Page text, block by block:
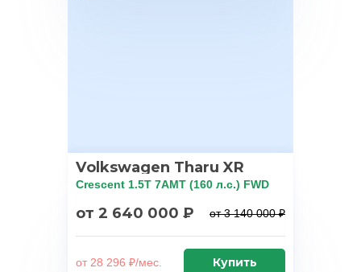
Volkswagen Tharu XR
Crescent 1.5T 7AMT (160 л.с.) FWD
от 2 640 000 ₽ от 3 140 000 ₽
от 28 296 ₽/мес. Купить